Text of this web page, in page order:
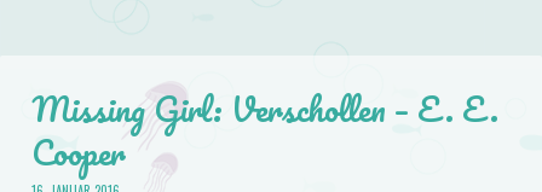
Missing Girl: Verschollen – E. E.
Cooper